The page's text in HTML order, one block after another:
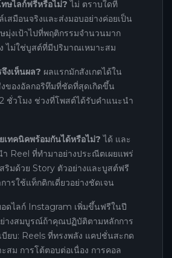
ษไลก์ฟรีหรือไม่? ไม่ ตราบใดที่
สมือนจริงและส่งมอบอย่างค่อยเป็น
มุ่งเป้าไปที่พฤติกรรมจำนวนมาก
ไม่ใช่บูสต์ที่มีปริมาณเหมาะสม
งเห็นผล? ผลแรกมักสังเกตได้ใน
ของอัลกอริทึมที่ชัดที่สุดเกิดขึ้น
ชั่วโมง ช่วงที่โพสต์ได้รับคำแนะนำ
เทคนิคพร้อมกันได้หรือไม่? ได้ และ
ำ Reel ที่ทำมาอย่างประณีตเผยแพร่
ริมด้วย Story ตัวอย่างและบูสต์ฟรี
ารใช้แท็กติกเดี่ยวอย่างชัดเจน
ดไลก์ Instagram เพิ่มขึ้นฟรีในปี
ย่างสมบูรณ์ถ้าคุณปฏิบัติตามหลักการ
บียบ: Reels ที่ทรงพลัง แคปชั่นสะกด
สม การโต้ตอบต่อเนื่อง การคอล